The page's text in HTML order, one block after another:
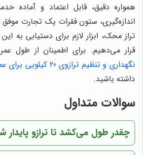
همواره دقیق، قابل اعتماد و آماده
اندازه‌گیری، ستون فقرات یک تجارت
تراز محک، ابزار لازم برای دستیابی به
قرار می‌دهیم. برای اطمینان از طول
نگهداری و تنظیم ترازوی 20 کیلویی برای عمر طولانی‌تر
داشته باشید.
سوالات متداول
چقدر طول می‌کشد تا ترازو پایدار